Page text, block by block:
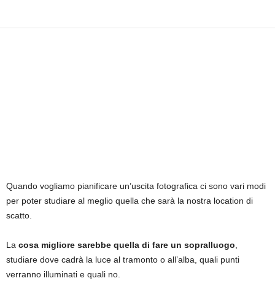
Quando vogliamo pianificare un’uscita fotografica ci sono vari modi
per poter studiare al meglio quella che sarà la nostra location di
scatto.
La cosa migliore sarebbe quella di fare un sopralluogo
studiare dove cadrà la luce al tramonto o all’alba, quali punti
verranno illuminati e quali no.